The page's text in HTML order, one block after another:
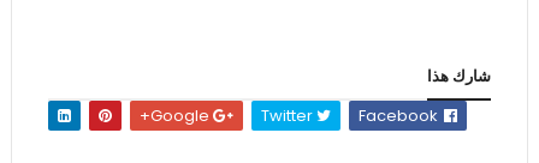
شارك هذا
Twitter